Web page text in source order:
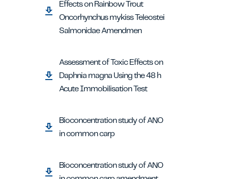
Effects on Rainbow Trout
Oncorhynchus mykiss Teleostei
Salmonidae Amendmen
Assessment of Toxic Effects on
Daphnia magna Using the 48 h
Acute Immobilisation Test
Bioconcentration study of ANO
in common carp
Bioconcentration study of ANO